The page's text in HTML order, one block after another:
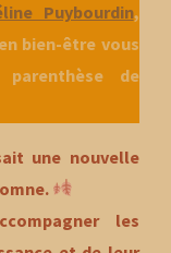
Puybourdin,
bien-être vous
de
une nouvelle
les